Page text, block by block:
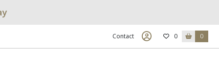
Contact 0 0